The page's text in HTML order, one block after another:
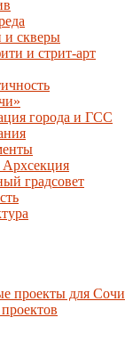
и скверы
и стрит-арт
города и ГСС
Архсекция
градсовет
проекты для Сочи